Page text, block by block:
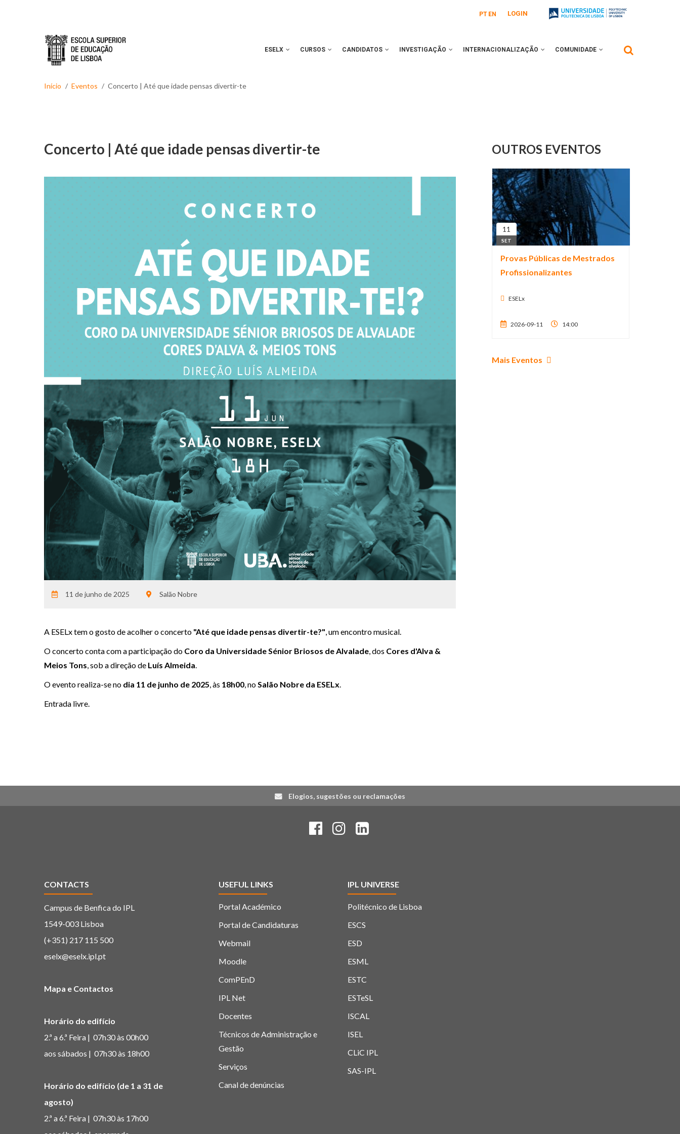
PT EN LOGIN
ESELX CURSOS CANDIDATOS INVESTIGAÇÃO INTERNACIONALIZAÇÃO COMUNIDADE
Início Eventos Concerto | Até que idade pensas divertir-te
Concerto | Até que idade pensas divertir-te
11 de junho de 2025 Salão Nobre
A ESELx tem o gosto de acolher o concerto "Até que idade pensas divertir-te?", um encontro musical.
O concerto conta com a participação do Coro da Universidade Sénior Briosos de Alvalade, dos Cores d'Alva &
Meios Tons, sob a direção de Luís Almeida.
O evento realiza-se no dia 11 de junho de 2025, às 18h00, noSalão Nobre da ESELx.
Entrada livre.
OUTROS EVENTOS
11
SET
Provas Públicas de Mestrados
Profissionalizantes
ESELx
2026-09-11 14:00
Mais Eventos
Elogios, sugestões ou reclamações
CONTACTS
Campus de Benfica do IPL
1549-003 Lisboa
(+351) 217 115 500
eselx@eselx.ipl.pt
Mapa e Contactos
Horário do edifício
2.ª a 6.ª Feira | 07h30 às 00h00
aos sábados | 07h30 às 18h00
Horário do edifício (de 1 a 31 de
agosto)
2.ª a 6.ª Feira | 07h30 às 17h00
USEFUL LINKS
Portal Académico
Portal de Candidaturas
Webmail
Moodle
ComPEnD
IPL Net
Docentes
Técnicos de Administração e
Gestão
Serviços
Canal de denúncias
IPL UNIVERSE
Politécnico de Lisboa
ESCS
ESD
ESML
ESTC
ESTeSL
ISCAL
ISEL
CLiC IPL
SAS-IPL